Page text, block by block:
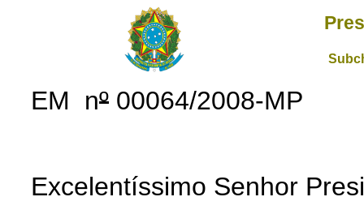
EM nº 00064/2008-MP
Excelentíssimo Senhor